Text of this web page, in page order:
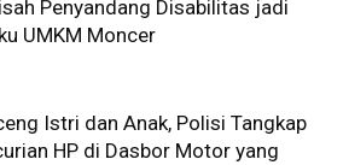
Penyandang Disabilitas jadi
UMKM Moncer
Istri dan Anak, Polisi Tangkap
HP di Dasbor Motor yang